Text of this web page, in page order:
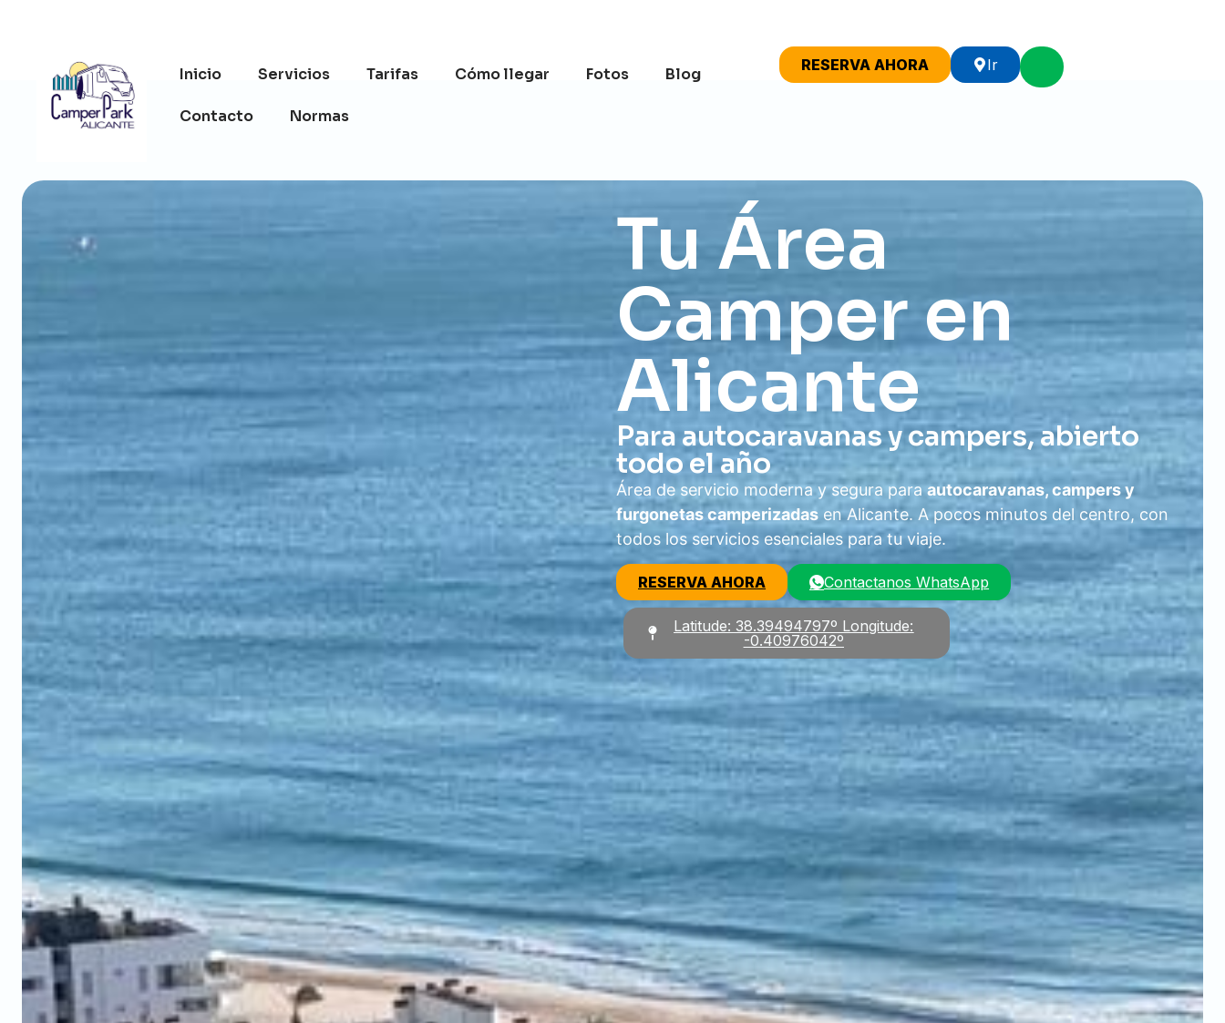
Inicio Servicios Tarifas Cómo llegar Fotos Blog
Contacto Normas
RESERVA AHORA Ir
Tu Área
Camper en
Alicante
Para autocaravanas y campers, abierto
todo el año
Área de servicio moderna y segura paraautocaravanas, campers y
furgonetas camperizadas en Alicante. A pocos minutos del centro, con
todos los servicios esenciales para tu viaje.
RESERVA AHORA Contactanos WhatsApp
Latitude: 38.39494797º Longitude:
-0.40976042º